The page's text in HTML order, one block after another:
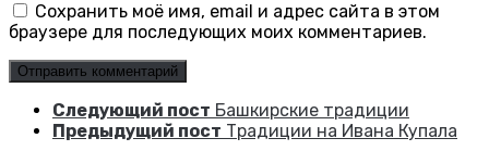
Сохранить моё имя, email и адрес сайта в этом
браузере для последующих моих комментариев.
Следующий пост Башкирские традиции
Предыдущий пост Традиции на Ивана Купала